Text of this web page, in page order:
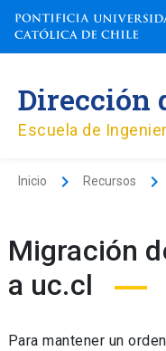
contenido
Dirección
Escuela de
Inicio Recursos
Migración
a uc.cl
Para mantener un